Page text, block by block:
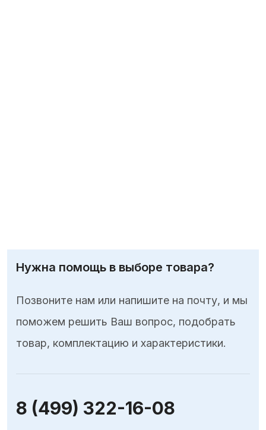
Нужна помощь в выборе товара?
Позвоните нам или напишите на почту, и мы
поможем решить Ваш вопрос, подобрать
товар, комплектацию и характеристики.
8 (499) 322-16-08